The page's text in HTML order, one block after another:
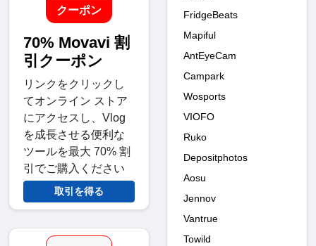
クーポン
70% Movavi 割
引クーポン
リンクをクリックし
てオンライン ストア
にアクセスし、Vlog
を成長させる便利な
ツールを最大 70% 割
引でご購入ください
取引を得る
FridgeBeats
Mapiful
AntEyeCam
Campark
Wosports
VIOFO
Ruko
Depositphotos
Aosu
Jennov
Vantrue
Towild